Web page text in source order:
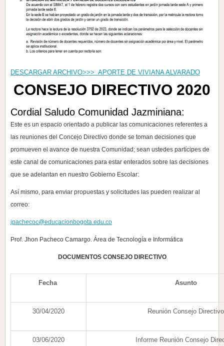
DESCARGAR ARCHIVO>>> APORTE DE VIVIANA ALVARADO
CONSEJO DIRECTIVO 2020
Cordial Saludo Comunidad Jazminiana:
Este es un espacio orientado a publicar las comunicaciones referentes a
las reuniones del Concejo Directivo donde se toman decisiones que
promueven el avance de nuestra Comunidad; sean ustedes partícipes de
este canal de comunicaciones para estar enterados sobre las decisiones
que se adelantan en nuestro Gobierno Escolar:
Así mismo, para enviar propuestas y solicitudes las pueden realizar al
correo:
jpachecoc@educacionbogota.edu.co
Prof. Jhon Pacheco Camargo. Área de Tecnología e Informática
DOCUMENTOS CONSEJO DIRECTIVO
Fecha Asunto
30/04/2020 Reunión Consejo Directivo
03/06/2020 Informe Reunión Consejo